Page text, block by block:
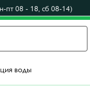
пт 08 - 18, сб 08-14)
воды